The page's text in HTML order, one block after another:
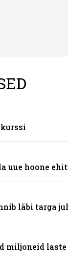
uue hoone
läbi targa
miljoneid